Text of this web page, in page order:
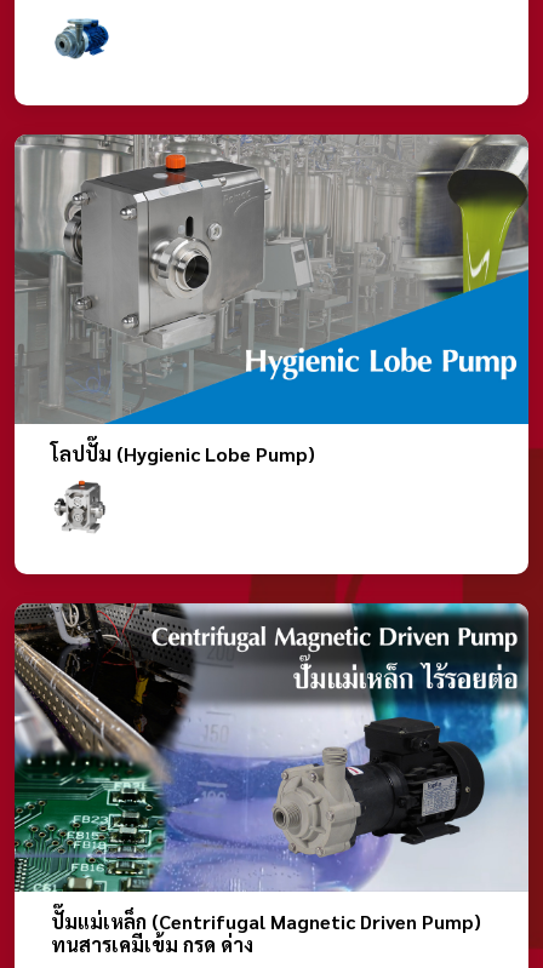
โลปปั๊ม (Hygienic Lobe Pump)
ปั๊มแม่เหล็ก (Centrifugal Magnetic Driven Pump)
ทนสารเคมีเข้ม กรด ด่าง